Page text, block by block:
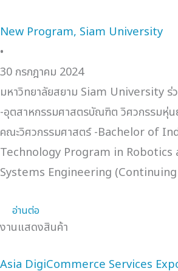
New Program, Siam University
•
30 กรกฎาคม 2024
มหาวิทยาลัยสยาม Siam University ร่
-อุตสาหกรรมศาสตรบัณฑิต วิศวกรรมหุ่น
คณะวิศวกรรมศาสตร์ -Bachelor of
Technology Program in
Systems Engineering
อ่านต่อ
งานแสดงสินค้า
Asia DigiCommerce Services